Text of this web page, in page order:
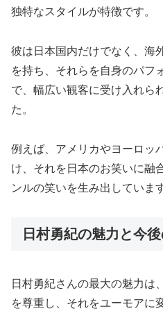
独特なスタイルが特徴です。
彼は日本国内だけでなく、海
を持ち、それらを自身のパフ
で、幅広い観客に受け入れら
た。
例えば、アメリカやヨーロッ
け、それを日本のお笑いに融
ンルの笑いを生み出しています
日村勇紀の魅力と今
日村勇紀さんの最大の魅力は
を尊重し、それをユーモアに